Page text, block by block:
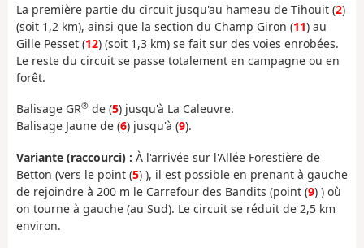
La première partie du circuit jusqu'au hameau de Tihouit (2)
(soit 1,2 km), ainsi que la section du Champ Giron (11) au
Gille Pesset (12) (soit 1,3 km) se fait sur des voies enrobées.
Le reste du circuit se passe totalement en campagne ou en
forêt.
Balisage GR® de (5) jusqu'à La Caleuvre.
Balisage Jaune de (6) jusqu'à (9).
Variante (raccourci) : À l'arrivée sur l'Allée Forestière de
Betton (vers le point (5) ), il est possible en prenant à gauche
de rejoindre à 200 m le Carrefour des Bandits (point (9) ) où
on tourne à gauche (au Sud). Le circuit se réduit de 2,5 km
environ.